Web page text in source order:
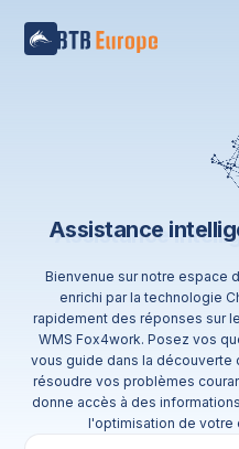
Assistance
Bienvenue sur notre espace
enrichi par la technologie
rapidement des réponses sur
WMS Fox4work. Posez vos
vous guide dans la découverte
résoudre vos problèmes
donne accès à des
l'optimisation de votre